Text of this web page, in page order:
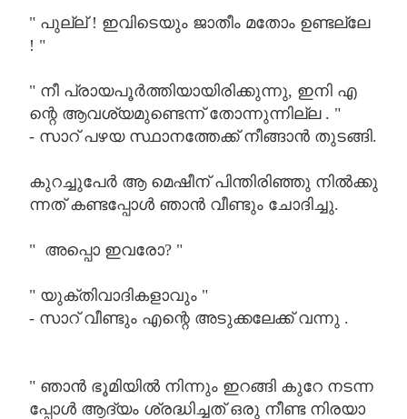
" പുല്ല്! ഇവിടെയും ജാതീം മതോം ഉണ്ടല്ലേ
! "
" നീ പ്രായപൂർത്തിയായിരിക്കുന്നു, ഇനി എ
ന്റെ ആവശ്യമുണ്ടെന്ന് തോന്നുന്നില്ല. "
- സാറ് പഴയ സ്ഥാനത്തേക്ക് നീങ്ങാൻ തുടങ്ങി.
കുറച്ചുപേർ ആ മെഷീന്പിന്തിരിഞ്ഞു നിൽക്കു
ന്നത് കണ്ടപ്പോൾ ഞാൻ വീണ്ടും ചോദിച്ചു.
" അപ്പൊ ഇവരോ? "
" യുക്തിവാദികളാവും "
- സാറ് വീണ്ടും എന്റെ അടുക്കലേക്ക് വന്നു .
" ഞാൻ ഭൂമിയിൽ നിന്നും ഇറങ്ങി കുറേ നടന്ന
പ്പോൾ ആദ്യം ശ്രദ്ധിച്ചത് ഒരു നീണ്ട നിരയാ